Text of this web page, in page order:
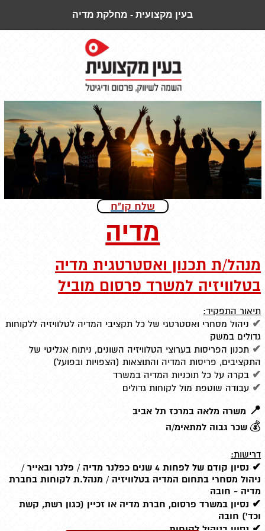
בעין מקצועית - מחלקת מדיה
שלח קו"ח
מדיה
מנהל/ת תכנון ואסטרטגית מדיה
בטלוויזיה למשרד פרסום מוביל
תיאור התפקיד:
✔ ניהול מסחרי ואסטרטגי של כל תקציבי המדיה לטלוויזיה ללקוחות
גדולים במשק
✔ תכנון הפריסות בערוצי הטלוויזיה השונים, ניתוח אנליטי של
התקציבים, פריסות המדיה והתוצאות (הצפויות ובפועל)
✔ בקרה על כל תוכניות המדיה במשרד
✔ עבודה שוטפת מול לקוחות גדולים
📍 משרה מלאה במרכז תל אביב
💰 שכר גבוה למתאימ/ה
דרישות:
✔
נסיון קודם של לפחות 4 שנים כפלנר מדיה / פלנר ובאייר /
ניהול מסחרי בתחום המדיה בטלוויזיה / מנהל.ת לקוחות בחברת
מדיה - חובה
✔ נסיון במשרד פרסום, חברת מדיה או זכיין (כגון רשת, קשת
וכד') חובה